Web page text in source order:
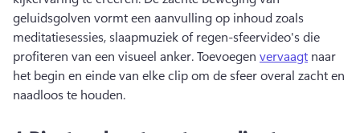
geluidsgolven vormt een aanvulling op inhoud zoals
meditatiesessies, slaapmuziek of regen-sfeervideo's die
profiteren van een visueel anker. Toevoegen vervaagt naar
het begin en einde van elke clip om de sfeer overal zacht en
naadloos te houden.